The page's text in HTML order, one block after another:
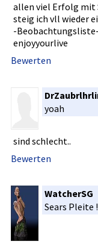
allen viel Erfolg mit
steig ich vll wieder
-Beobachtu­ngsliste-
enjoyyourl­ive
Bewerten
yoah
sind schlecht..­
Bewerten
WatcherSG
Sears Pleite